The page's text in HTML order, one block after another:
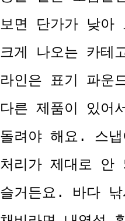
보면 단가가 낮아
크게 나오는 카테
라인은 표기 파운
다른 제품이 있어
돌려야 해요. 스
처리가 제대로 안
슬거든요. 바다